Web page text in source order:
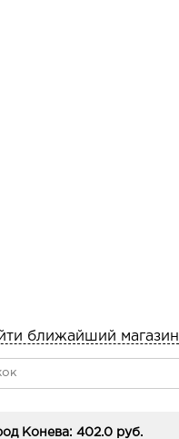
ближайший магазин
Конева: 402.0 руб.